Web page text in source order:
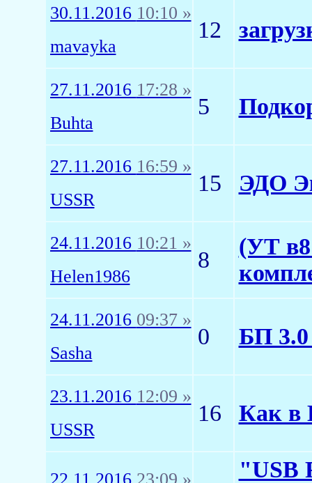
30.11.2016 10:10 »
mavayka
12
27.11.2016 17:28 »
Buhta
5
27.11.2016 16:59 »
USSR
15 ЭДО
24.11.2016 10:21 »
Helen1986
8
(УТ в8
24.11.2016 09:37 »
Sasha
0 БП 3.0
23.11.2016 12:09 »
USSR
16 Как в
"USB